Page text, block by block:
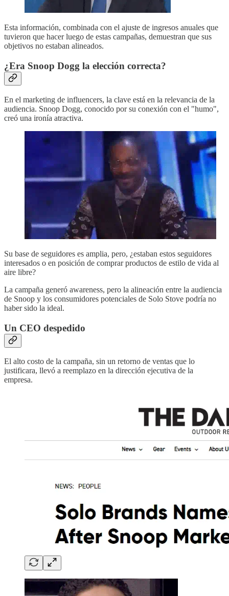
Esta información, combinada con el ajuste de ingresos anuales que
tuvieron que hacer luego de estas campañas, demuestran que sus
objetivos no estaban alineados.
¿Era Snoop Dogg la elección correcta?
En el marketing de influencers, la clave está en la relevancia de la
audiencia. Snoop Dogg, conocido por su conexión con el "humo",
creó una ironía atractiva.
Su base de seguidores es amplia, pero, ¿estaban estos seguidores
interesados o en posición de comprar productos de estilo de vida al
aire libre?
La campaña generó awareness, pero la alineación entre la audiencia
de Snoop y los consumidores potenciales de Solo Stove podría no
haber sido la ideal.
Un CEO despedido
El alto costo de la campaña, sin un retorno de ventas que lo
justificara, llevó a reemplazo en la dirección ejecutiva de la
empresa.